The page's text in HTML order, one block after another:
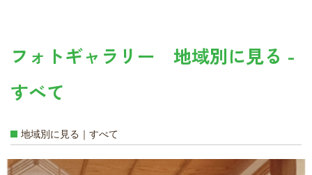
フォトギャラリー 地域別に見る -
すべて
地域別に見る｜すべて